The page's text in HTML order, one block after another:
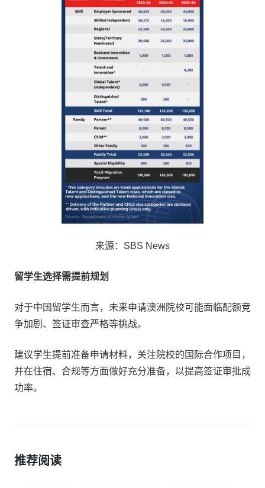
来源：SBS News
留学生选择需提前规划
对于中国留学生而言，未来申请澳洲院校可能面临配额竞
争加剧、签证审查严格等挑战。
建议学生提前准备申请材料，关注院校的国际合作项目，
并在住宿、合规等方面做好充分准备，以提高签证审批成
功率。
推荐阅读